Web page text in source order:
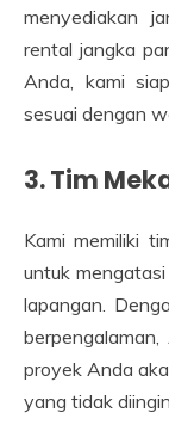
menyediakan
rental jangka
Anda, kami
sesuai dengan
3. Tim
Kami memiliki
untuk
lapangan.
proyek Anda
yang tidak